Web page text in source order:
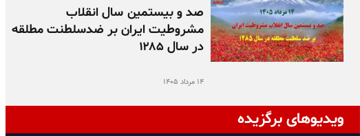
صد و بیستمین سال انقلاب
مشروطیت ایران بر ضدسلطنت مطلقه
در سال ۱۲۸۵
۱۴ مرداد ۱۴۰۵
ویدیوهای برگزیده